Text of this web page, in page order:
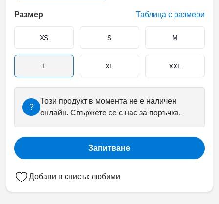
Размер Таблица с размери
XS S M
L XL XXL
?
Този продукт в момента не е наличен
онлайн. Свържете се с нас за поръчка.
Запитване
Добави в списък любими